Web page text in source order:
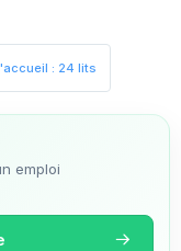
: 24 lits
emploi